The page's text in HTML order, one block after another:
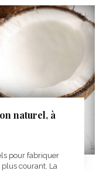
naturel, à
pour fabriquer
courant. La